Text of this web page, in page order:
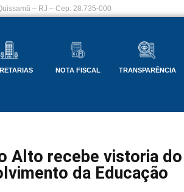
– RJ – Cep: 28.735-000
NOTA FISCAL TRANSPARÊNCIA
Alto recebe vistoria do
da Educação